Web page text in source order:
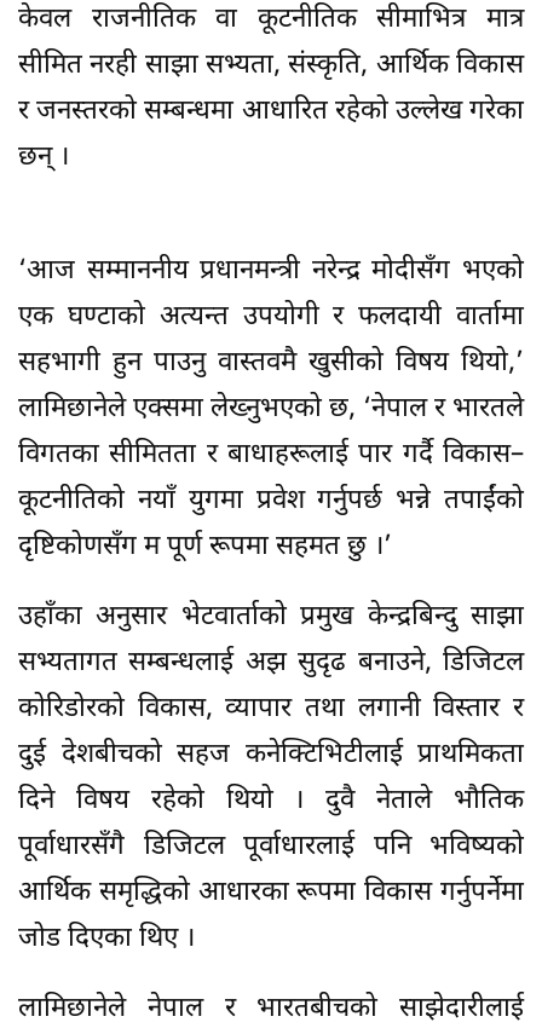
केवल राजनीतिक वा कूटनीतिक सीमाभित्र मात्र
सीमित नरही साझा सभ्यता, संस्कृति, आर्थिक विकास
र जनस्तरको सम्बन्धमा आधारित रहेको उल्लेख गरेका
छन् ।
‘आज सम्माननीय प्रधानमन्त्री नरेन्द्र मोदीसँग भएको
एक घण्टाको अत्यन्त उपयोगी र फलदायी वार्तामा
सहभागी हुन पाउनु वास्तवमै खुसीको विषय थियो,’
लामिछानेले एक्समा लेख्नुभएको छ, ‘नेपाल र भारतले
विगतका सीमितता र बाधाहरूलाई पार गर्दै विकास–
कूटनीतिको नयाँ युगमा प्रवेश गर्नुपर्छ भन्ने तपाईंको
दृष्टिकोणसँग म पूर्ण रूपमा सहमत छु ।’
उहाँका अनुसार भेटवार्ताको प्रमुख केन्द्रबिन्दु साझा
सभ्यतागत सम्बन्धलाई अझ सुदृढ बनाउने, डिजिटल
कोरिडोरको विकास, व्यापार तथा लगानी विस्तार र
दुई देशबीचको सहज कनेक्टिभिटीलाई प्राथमिकता
दिने विषय रहेको थियो । दुवै नेताले भौतिक
पूर्वाधारसँगै डिजिटल पूर्वाधारलाई पनि भविष्यको
आर्थिक समृद्धिको आधारका रूपमा विकास गर्नुपर्नेमा
जोड दिएका थिए ।
लामिछानेले नेपाल र भारतबीचको साझेदारीलाई